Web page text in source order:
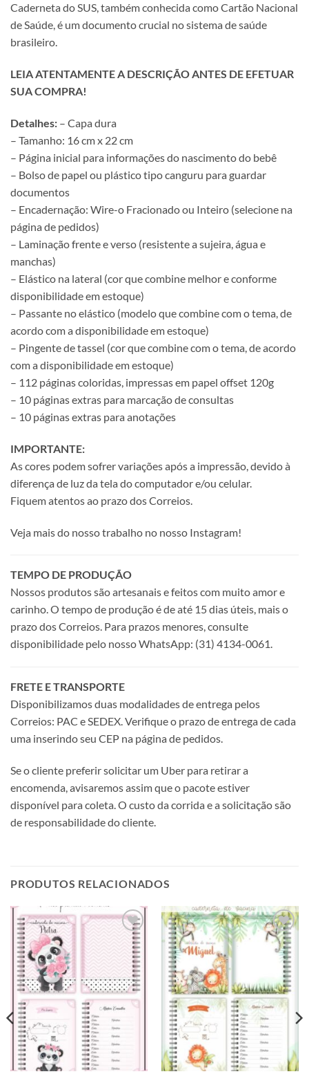
Caderneta do SUS, também conhecida como Cartão Nacional
de Saúde, é um documento crucial no sistema de saúde
brasileiro.
LEIA ATENTAMENTE A DESCRIÇÃO ANTES DE EFETUAR
SUA COMPRA!
Detalhes: – Capa dura
– Tamanho: 16 cm x 22 cm
– Página inicial para informações do nascimento do bebê
– Bolso de papel ou plástico tipo canguru para guardar
documentos
– Encadernação: Wire-o Fracionado ou Inteiro (selecione na
página de pedidos)
– Laminação frente e verso (resistente a sujeira, água e
manchas)
– Elástico na lateral (cor que combine melhor e conforme
disponibilidade em estoque)
– Passante no elástico (modelo que combine com o tema, de
acordo com a disponibilidade em estoque)
– Pingente de tassel (cor que combine com o tema, de acordo
com a disponibilidade em estoque)
– 112 páginas coloridas, impressas em papel offset 120g
– 10 páginas extras para marcação de consultas
– 10 páginas extras para anotações
IMPORTANTE:
As cores podem sofrer variações após a impressão, devido à
diferença de luz da tela do computador e/ou celular.
Fiquem atentos ao prazo dos Correios.
Veja mais do nosso trabalho no nosso Instagram!
TEMPO DE PRODUÇÃO
Nossos produtos são artesanais e feitos com muito amor e
carinho. O tempo de produção é de até 15 dias úteis, mais o
prazo dos Correios. Para prazos menores, consulte
disponibilidade pelo nosso WhatsApp: (31) 4134-0061.
FRETE E TRANSPORTE
Disponibilizamos duas modalidades de entrega pelos
Correios: PAC e SEDEX. Verifique o prazo de entrega de cada
uma inserindo seu CEP na página de pedidos.
Se o cliente preferir solicitar um Uber para retirar a
encomenda, avisaremos assim que o pacote estiver
disponível para coleta. O custo da corrida e a solicitação são
de responsabilidade do cliente.
PRODUTOS RELACIONADOS
Adicionar
a lista de
desejos
Adicionar
a lista de
desejos